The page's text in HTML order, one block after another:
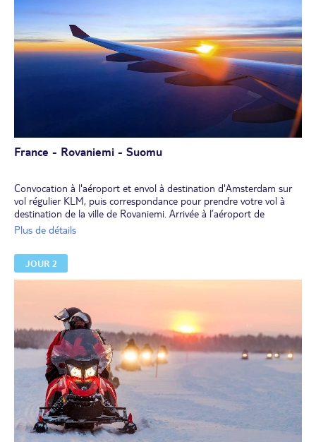
France - Rovaniemi - Suomu
Convocation à l'aéroport et envol à destination d'Amsterdam sur
vol régulier KLM, puis correspondance pour prendre votre vol à
destination de la ville de Rovaniemi. Arrivée à l’aéroport de
Rovaniemi, capitale de la Laponie. Accueil par votre guide
l’hôtel.
Diner et nuit en chambre deluxe à l’hôtel.
Plus de détails
JOUR 2